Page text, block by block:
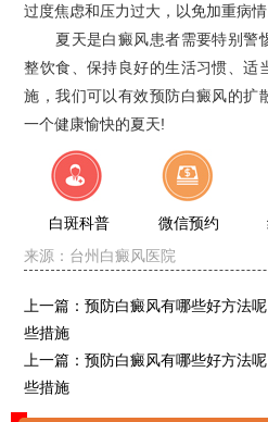
过度焦虑和压力过大，以免加重病情
夏天是白癜风患者需要特别警
整饮食、保持良好的生活习惯、适
施，我们可以有效预防白癜风的扩
一个健康愉快的夏天!
白斑科普 微信预约
来源： 台州白癜风医院
上一篇：预防白癜风有哪些好方法呢
些措施
上一篇：预防白癜风有哪些好方法呢
些措施